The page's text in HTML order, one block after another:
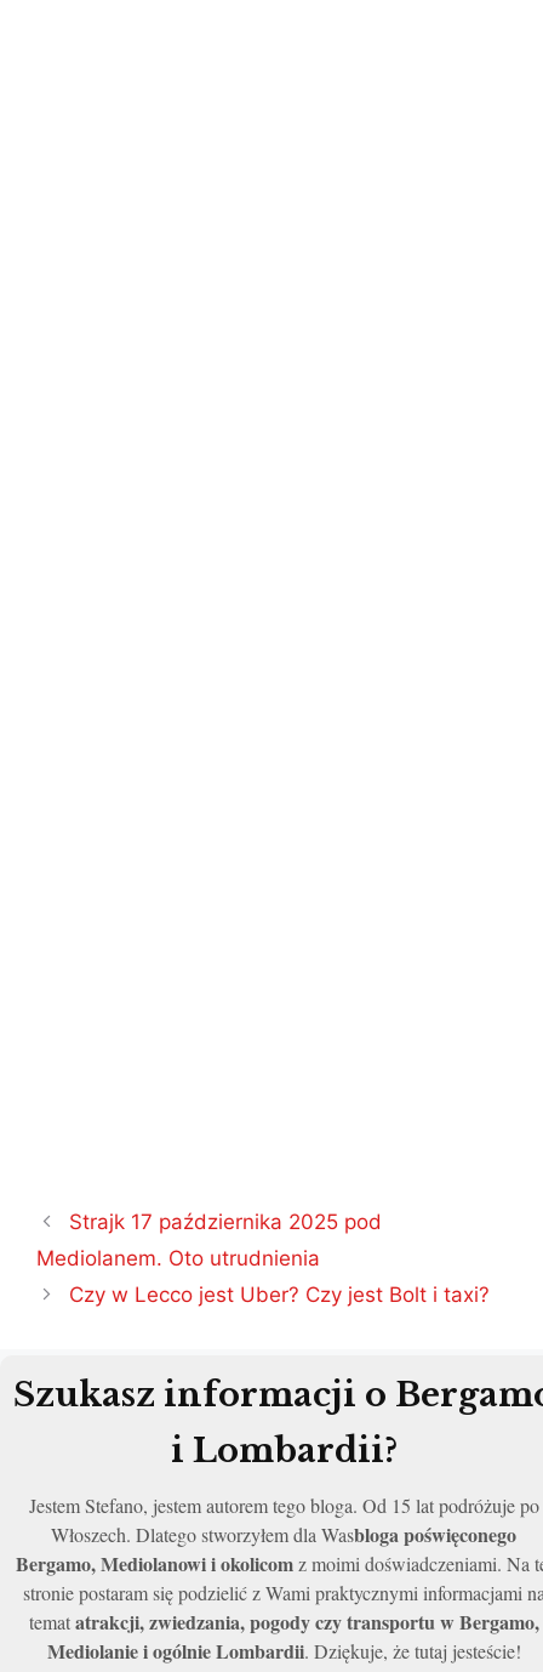
Nawigacja
wpisu
Strajk 17 października 2025 pod
Mediolanem. Oto utrudnienia
Czy w Lecco jest Uber? Czy jest Bolt i taxi?
Szukasz informacji o
i Lombardii?
Jestem Stefano, jestem autorem tego bloga. Od 15 lat podróżuje po
Włoszech. Dlatego stworzyłem dla Wasbloga poświęconego
Bergamo, Mediolanowi i okolicomz moimi doświadczeniami. Na
stronie postaram się podzielić z Wami praktycznymi informacjami
tematatrakcji, zwiedzania, pogody czy transportu w Bergamo,
Mediolanie i ogólnie Lombardii. Dziękuje, że tutaj jesteście!